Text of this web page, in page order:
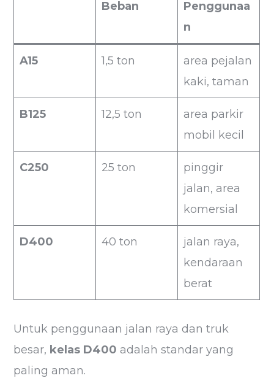
Beban
Penggunaa
n
A15 1,5 ton
area pejalan
kaki, taman
B125 12,5 ton
area parkir
mobil kecil
C250 25 ton
pinggir
jalan, area
komersial
D400 40 ton
jalan raya,
kendaraan
berat
Untuk penggunaan jalan raya dan truk
besar, kelas D400 adalah standar yang
paling aman.